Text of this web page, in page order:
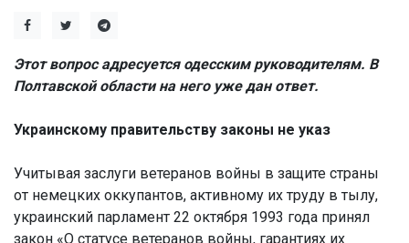
Этот вопрос адресуется одесским руководителям. В
Полтавской области на него уже дан ответ.
Украинскому правительству законы не указ
Учитывая заслуги ветеранов войны в защите страны
от немецких оккупантов, активному их труду в тылу,
украинский парламент 22 октября 1993 года принял
закон «О статусе ветеранов войны, гарантиях их